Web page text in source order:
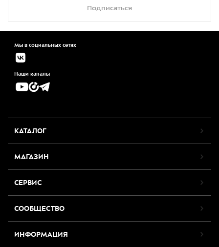
Подписаться
Мы в социальных сетях
Наши каналы
КАТАЛОГ
МАГАЗИН
СЕРВИС
СООБЩЕСТВО
ИНФОРМАЦИЯ